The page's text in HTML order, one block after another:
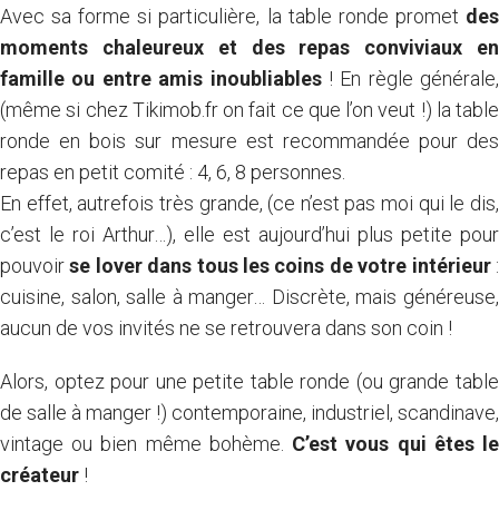
Avec saforme si particulière, la table ronde promet des
moments chaleureux et des repas conviviaux en
famille ou entre amis inoubliables! En règle générale,
(même si chez Tikimob.fr on fait ce que l’on veut !) la table
ronde en bois sur mesure est recommandée pour des
repas en petit comité : 4, 6, 8 personnes.
En effet, autrefois très grande, (ce n’est pas moi qui le dis,
c’est le roi Arthur…), elle est aujourd’hui plus petite pour
pouvoirse lover dans tous les coins de votre intérieur:
cuisine, salon, salle à manger… Discrète, mais généreuse,
aucun de vos invités ne se retrouvera dans son coin !
Alors, optez pour une petite table ronde (ou grande table
de salle à manger !) contemporaine, industriel, scandinave,
vintage ou bien même bohème. C’est vous qui êtes le
créateur !